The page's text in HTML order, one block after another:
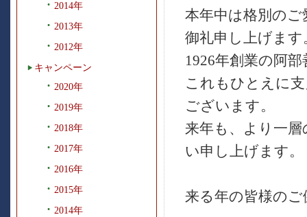
2014年
2013年
2012年
キャンペーン
2020年
2019年
2018年
2017年
2016年
2015年
2014年
本年中は格別の
御礼申し上げます
1926年創業の阿
これもひとえに
ございます。
来年も、より一
い申し上げます。
来る年の皆様の